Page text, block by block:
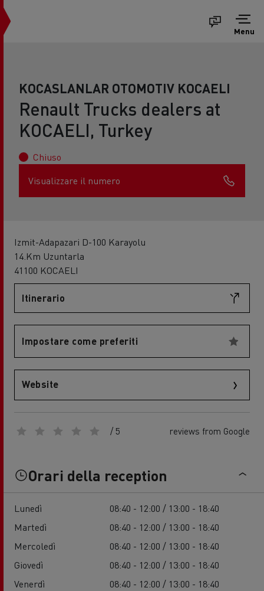
Menu
KOCASLANLAR OTOMOTIV KOCAELI
Renault Trucks dealers at
KOCAELI, Turkey
Chiuso
Visualizzare il numero
Izmit-Adapazari D-100 Karayolu
14.Km Uzuntarla
41100 KOCAELI
Itinerario
Impostare come preferiti
Website
/ 5 reviews from Google
Orari della reception
Lunedì
08:40 - 12:00 / 13:00 - 18:40
Martedì
08:40 - 12:00 / 13:00 - 18:40
Mercoledì
08:40 - 12:00 / 13:00 - 18:40
Giovedì
08:40 - 12:00 / 13:00 - 18:40
Venerdì
08:40 - 12:00 / 13:00 - 18:40